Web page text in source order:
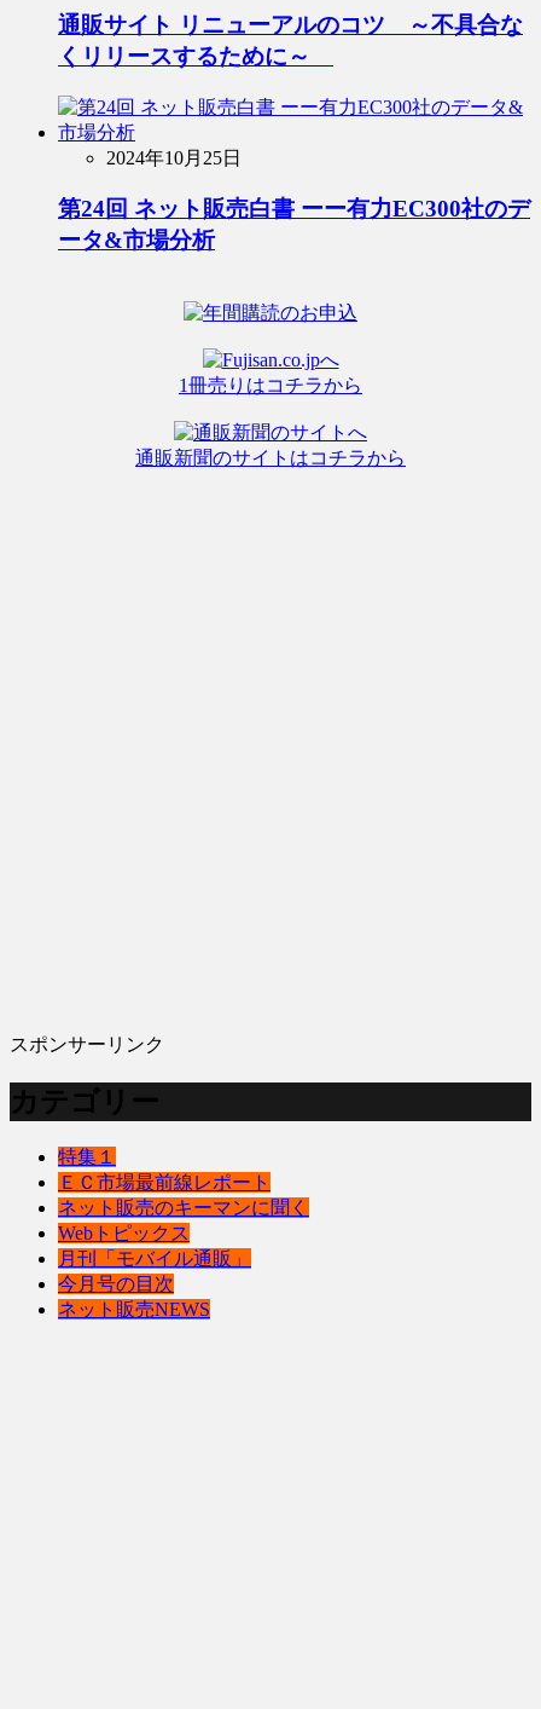
通販サイト リニューアルのコツ ～不具合な
くリリースするために～
2024年10月25日
第24回 ネット販売白書 ーー有力EC300社のデ
ータ&市場分析
1冊売りはコチラから
通販新聞のサイトはコチラから
スポンサーリンク
カテゴリー
特集１
ＥＣ市場最前線レポート
ネット販売のキーマンに聞く
Webトピックス
月刊「モバイル通販」
今月号の目次
ネット販売NEWS